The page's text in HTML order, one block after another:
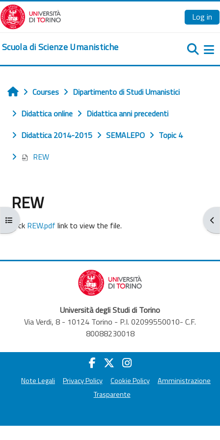
Skip to main content
Log in
Scuola di Scienze Umanistiche
Open course index
Home
Courses
Dipartimento di Studi Umanistici
Didattica online
Didattica anni precedenti
Didattica 2014-2015
SEMALEPO
Topic 4
REW
REW
Completion requirements
Click REW.pdf link to view the file.
Università degli Studi di Torino
Via Verdi, 8 - 10124 Torino - P.I. 02099550010- C.F.
80088230018
Note Legali Privacy Policy Cookie Policy
Amministrazione
Trasparente